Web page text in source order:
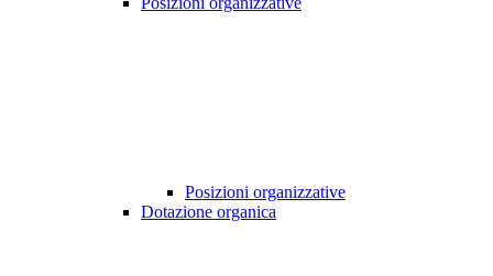
Posizioni organizzative
Dotazione organica